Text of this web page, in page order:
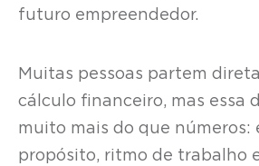
futuro empreendedor.
Muitas pessoas partem
cálculo financeiro, mas essa
muito mais do que números:
propósito, ritmo de trabalho